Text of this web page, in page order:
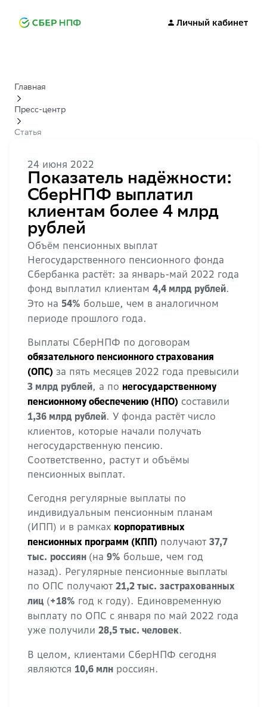
Личный кабинет
Главная
Пресс-центр
Статья
24 июня 2022
Показатель надёжности:
СберНПФ выплатил
клиентам более 4 млрд
рублей
Объём пенсионных выплат
Негосударственного пенсионного фонда
Сбербанка растёт: за январь-май 2022 года
фонд выплатил клиентам 4,4 млрд рублей.
Это на 54% больше, чем в аналогичном
периоде прошлого года.
Выплаты СберНПФ по договорам
обязательного пенсионного страхования
(ОПС) за пять месяцев 2022 года превысили
3 млрд рублей, а по негосударственному
пенсионному обеспечению (НПО) составили
1,36 млрд рублей. У фонда растёт число
клиентов, которые начали получать
негосударственную пенсию.
Соответственно, растут и объёмы
пенсионных выплат.
Сегодня регулярные выплаты по
индивидуальным пенсионным планам
(ИПП) и в рамках корпоративных
пенсионных программ (КПП) получают 37,7
тыс. россиян (на 9% больше, чем год
назад). Регулярные пенсионные выплаты
по ОПС получают 21,2 тыс. застрахованных
лиц (+18% год к году). Единовременную
выплату по ОПС с января по май 2022 года
уже получили 28,5 тыс. человек.
В целом, клиентами СберНПФ сегодня
являются 10,6 млн россиян.